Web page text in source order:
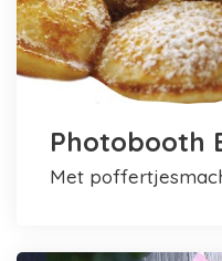
Photobooth
met